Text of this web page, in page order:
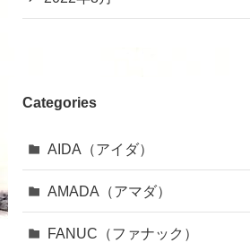
Categories
AIDA（アイダ）
AMADA（アマダ）
FANUC（ファナック）